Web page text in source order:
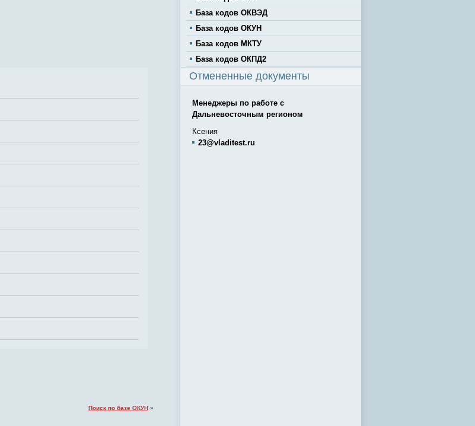
Поиск по базе ОКУН »
База кодов ОКВЭД
База кодов ОКУН
База кодов МКТУ
База кодов ОКПД2
Отмененные документы
Менеджеры по работе с
Дальневосточным регионом
Ксения
23@vladitest.ru